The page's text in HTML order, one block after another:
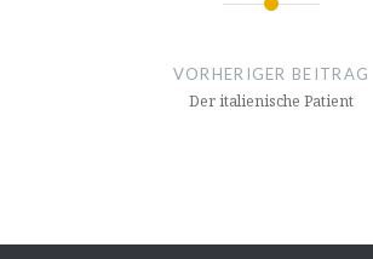
VORHERIGER BEITRAG
Der italienische Patient